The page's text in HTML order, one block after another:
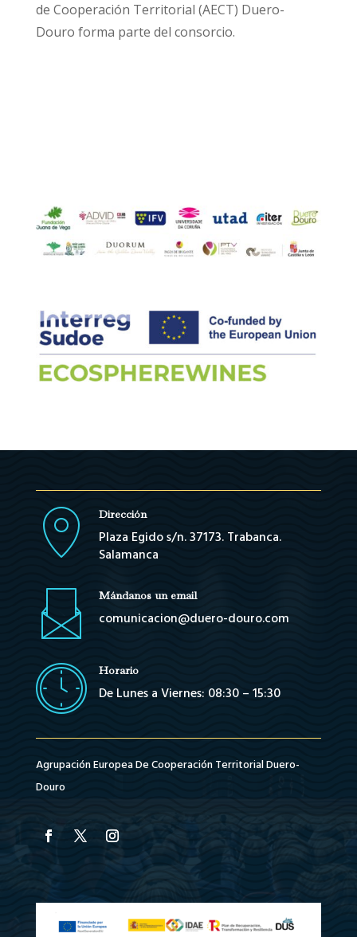
de Cooperación Territorial (AECT) Duero-
Douro forma parte del consorcio.
Dirección
Plaza Egido s/n. 37173. Trabanca.
Salamanca
Mándanos un email
comunicacion@duero-douro.com
Horario
De Lunes a Viernes: 08:30 – 15:30
Agrupación Europea De Cooperación Territorial Duero-
Douro